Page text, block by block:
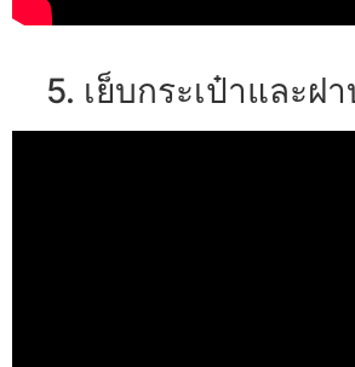
5. เย็บกระเป๋าและฝ